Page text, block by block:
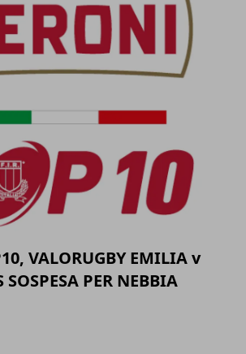
VALORUGBY EMILIA v
SOSPESA PER NEBBIA